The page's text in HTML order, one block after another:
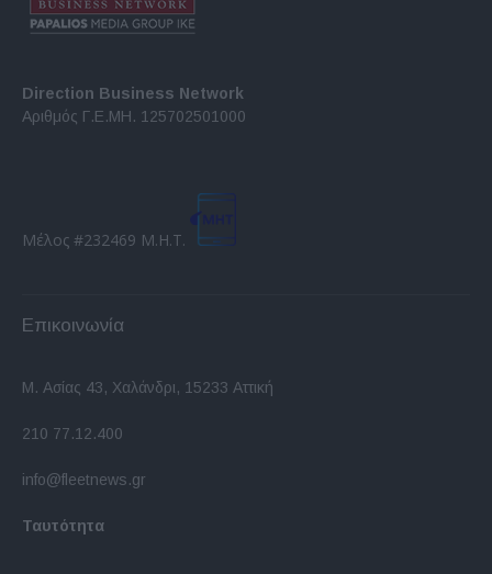
Direction Business Network
Αριθμός Γ.Ε.ΜΗ. 125702501000
Μέλος #232469 Μ.Η.Τ.
Επικοινωνία
Μ. Ασίας 43, Χαλάνδρι, 15233 Αττική
210 77.12.400
info@fleetnews.gr
Ταυτότητα